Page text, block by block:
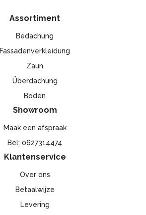
Assortiment
Bedachung
Fassadenverkleidung
Zaun
Überdachung
Boden
Showroom
Maak een afspraak
Bel: 0627314474
Klantenservice
Over ons
Betaalwijze
Levering